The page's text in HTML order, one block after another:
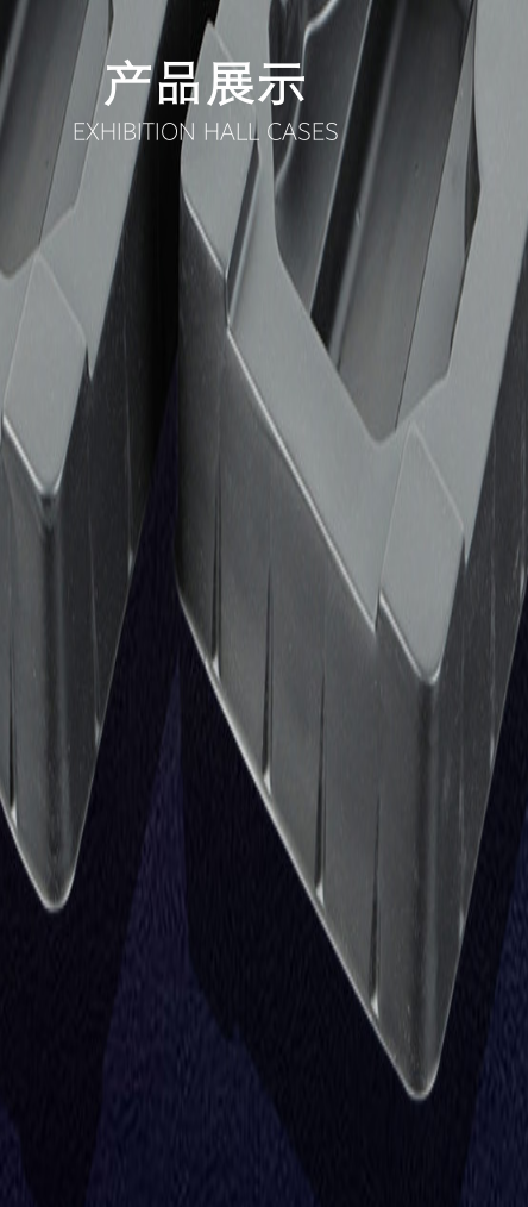
产品展示
EXHIBITION HALL CASES